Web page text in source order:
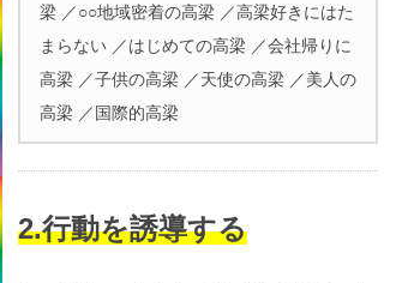
梁 ／○○地域密着の高梁 ／高梁好きにはた
まらない ／はじめての高梁 ／会社帰りに
高梁 ／子供の高梁 ／天使の高梁 ／美人の
高梁 ／国際的高梁
2.行動を誘導する